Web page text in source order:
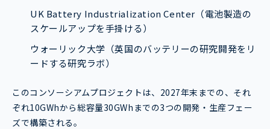
UK Battery Industrialization Center（電池製造の
スケールアップを手掛ける）
ウォーリック大学（英国のバッテリーの研究開発をリ
ードする研究ラボ）
このコンソーシアムプロジェクトは、2027年末までの、それ
ぞれ10GWhから総容量30GWhまでの3つの開発・生産フェー
ズで構築される。